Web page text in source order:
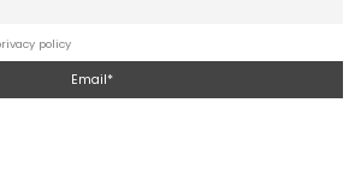
policy